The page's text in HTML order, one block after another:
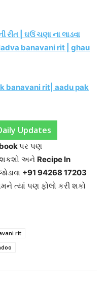
રીત | ઘઉં ચણા ના લાડવા
ladva banavani rit | ghau
banavani rit| aadu pak
Updates
પર પણ
શકશો અને Recipe In
+91 94268 17203
ત્યાં પણ ફોલો કરી શકો
rit